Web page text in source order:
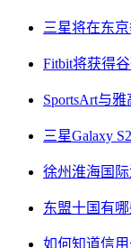
三星将在东
Fitbit将获得
SportsArt与
三星Galaxy
徐州淮海国
东盟十国有
如何知道信